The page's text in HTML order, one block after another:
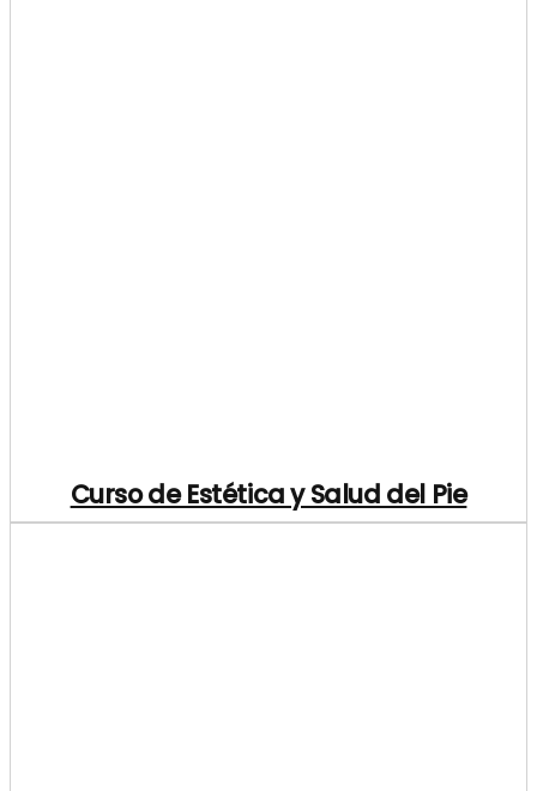
Curso de Estética y Salud del Pie